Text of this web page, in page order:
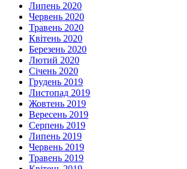
Липень 2020
Червень 2020
Травень 2020
Квітень 2020
Березень 2020
Лютий 2020
Січень 2020
Грудень 2019
Листопад 2019
Жовтень 2019
Вересень 2019
Серпень 2019
Липень 2019
Червень 2019
Травень 2019